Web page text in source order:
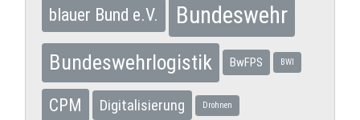
blauer Bund e.V. Bundeswehr
Bundeswehrlogistik BwFPS BWI
CPM Digitalisierung Drohnen